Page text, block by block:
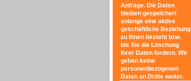
Anfrage. Die Daten
bleiben gespeichert
solange eine aktive
geschäftliche Beziehung
zu Ihnen besteht bzw.
bis Sie die Löschung
Ihrer Daten fordern. Wir
geben keine
personenbezogenen
Daten an Dritte weiter.